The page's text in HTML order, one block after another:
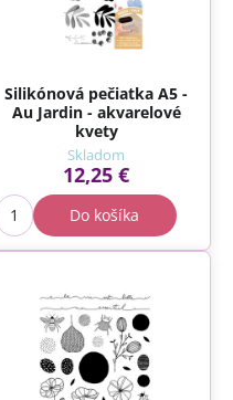
Silikónová pečiatka A5 -
Au Jardin - akvarelové
kvety
Skladom
12,25 €
Do košíka